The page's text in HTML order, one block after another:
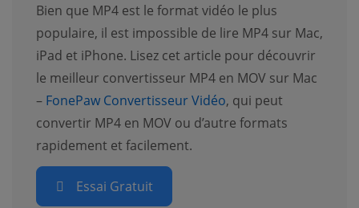
Bien que MP4 est le format vidéo le plus
populaire, il est impossible de lire MP4 sur Mac,
iPad et iPhone. Lisez cet article pour découvrir
le meilleur convertisseur MP4 en MOV sur Mac
– FonePaw Convertisseur Vidéo, qui peut
convertir MP4 en MOV ou d’autre formats
rapidement et facilement.
Essai Gratuit